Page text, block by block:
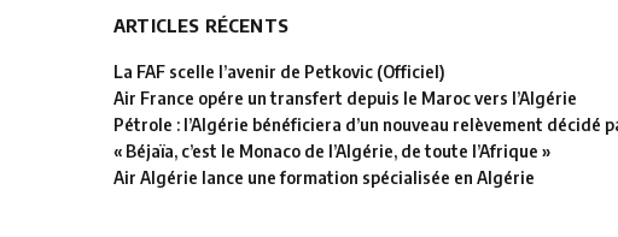
ARTICLES RÉCENTS
La FAF scelle l’avenir de Petkovic (Officiel)
Air France opére un transfert depuis le Maroc vers l’Algérie
Pétrole : l’Algérie bénéficiera d’un nouveau relèvement décidé
« Béjaïa, c’est le Monaco de l’Algérie, de toute l’Afrique »
Air Algérie lance une formation spécialisée en Algérie